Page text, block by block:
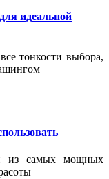
идеальной
тонкости выбора,
из самых мощных